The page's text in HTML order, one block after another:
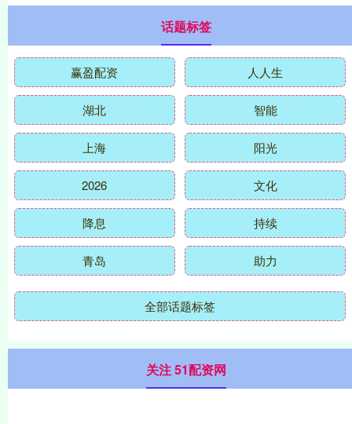
话题标签
赢盈配资 人人生
湖北 智能
上海 阳光
2026 文化
降息 持续
青岛 助力
全部话题标签
关注 51配资网